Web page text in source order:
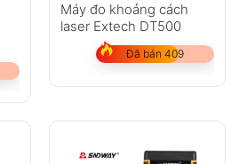
Máy đo khoảng cách
laser Extech DT500
Đã bán 409